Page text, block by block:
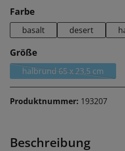
Farbe
basalt desert
Größe
halbrund 65 x 23,5 cm
(Diese Option ist
Produktnummer: 193207
Beschreibung